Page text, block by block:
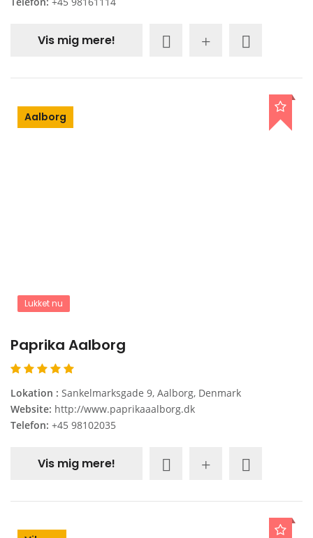
Vis mig mere!
Aalborg
Lukket nu
Paprika Aalborg
Lokation : Sankelmarksgade 9, Aalborg, Denmark
Website: http://www.paprikaaalborg.dk
Telefon: +45 98102035
Vis mig mere!